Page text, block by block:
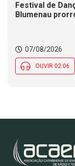
Festival de
Blumenau
07/08/2026
OUVIR 02:06